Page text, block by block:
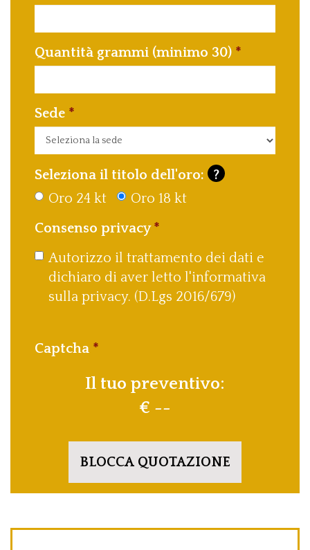
Quantità grammi (minimo 30)
Sede
Seleziona il titolo dell'oro:
?
Oro 24 kt
Oro 18 kt
Consenso privacy
Autorizzo il trattamento dei dati e
dichiaro di aver letto l'informativa
sulla privacy. (D.Lgs 2016/679)
Captcha
Il tuo preventivo:
€ --